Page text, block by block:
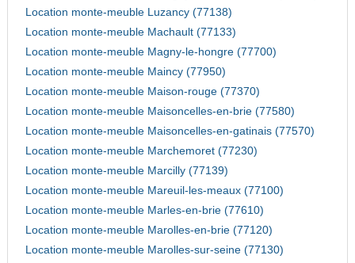
Location monte-meuble Luzancy (77138)
Location monte-meuble Machault (77133)
Location monte-meuble Magny-le-hongre (77700)
Location monte-meuble Maincy (77950)
Location monte-meuble Maison-rouge (77370)
Location monte-meuble Maisoncelles-en-brie (77580)
Location monte-meuble Maisoncelles-en-gatinais (77570)
Location monte-meuble Marchemoret (77230)
Location monte-meuble Marcilly (77139)
Location monte-meuble Mareuil-les-meaux (77100)
Location monte-meuble Marles-en-brie (77610)
Location monte-meuble Marolles-en-brie (77120)
Location monte-meuble Marolles-sur-seine (77130)